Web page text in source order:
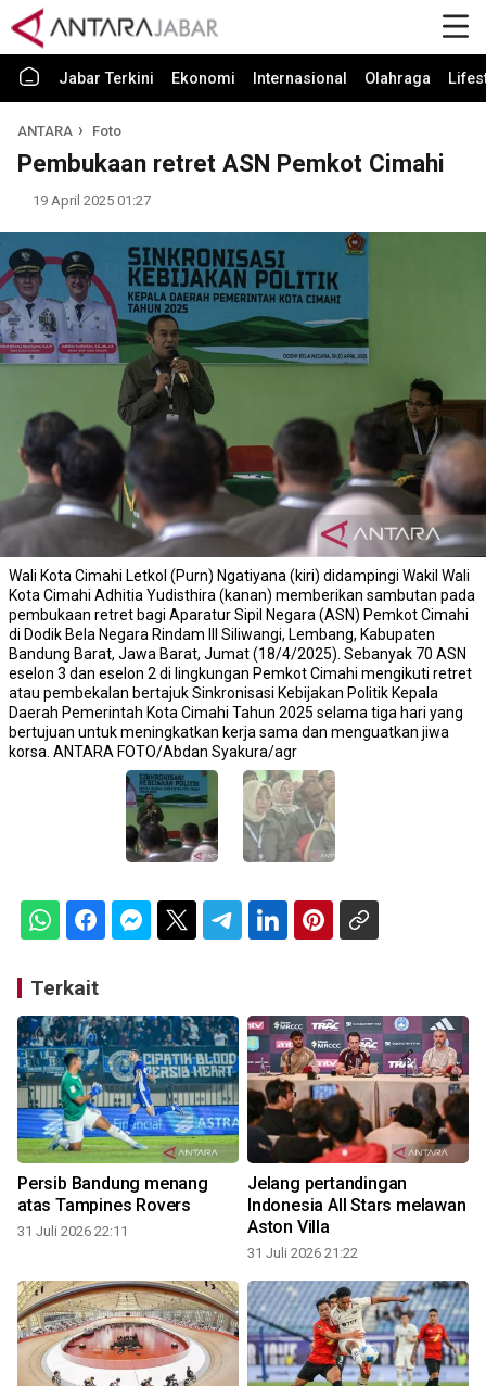
Jabar Terkini Ekonomi Internasional Olahraga
ANTARA Foto
Pembukaan retret ASN Pemkot Cimahi
19 April 2025 01:27
Wali Kota Cimahi Letkol (Purn) Ngatiyana (kiri) didampingi Wakil Wali
Kota Cimahi Adhitia Yudisthira (kanan) memberikan sambutan pada
pembukaan retret bagi Aparatur Sipil Negara (ASN) Pemkot Cimahi
di Dodik Bela Negara Rindam III Siliwangi, Lembang, Kabupaten
Bandung Barat, Jawa Barat, Jumat (18/4/2025). Sebanyak 70 ASN
eselon 3 dan eselon 2 di lingkungan Pemkot Cimahi mengikuti retret
atau pembekalan bertajuk Sinkronisasi Kebijakan Politik Kepala
Daerah Pemerintah Kota Cimahi Tahun 2025 selama tiga hari yang
bertujuan untuk meningkatkan kerja sama dan menguatkan jiwa
korsa. ANTARA FOTO/Abdan Syakura/agr
Terkait
Persib Bandung menang
atas Tampines Rovers
31 Juli 2026 22:11
Jelang pertandingan
Indonesia All Stars melawan
Aston Villa
31 Juli 2026 21:22